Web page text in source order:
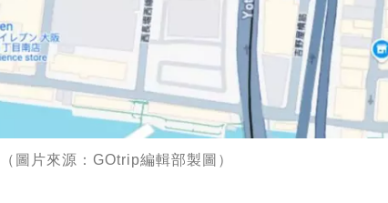
圖片來源：GOtrip編輯部製圖）